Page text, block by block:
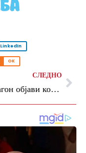
LinkedIn
OK
СЛЕДНО
Пентагон објави колку војната во Иран ја чинела Америка досега